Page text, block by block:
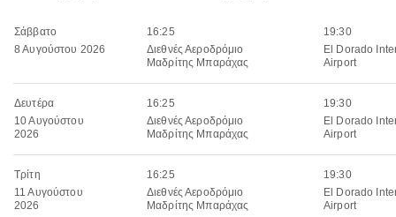
Σάββατο
8 Αυγούστου 2026
16:25
Διεθνές Αεροδρόμιο
Μαδρίτης Μπαράχας
19:30
El Dorado
Airport
Δευτέρα
10 Αυγούστου
2026
16:25
Διεθνές Αεροδρόμιο
Μαδρίτης Μπαράχας
19:30
El Dorado
Airport
Τρίτη
11 Αυγούστου
2026
16:25
Διεθνές Αεροδρόμιο
Μαδρίτης Μπαράχας
19:30
El Dorado
Airport